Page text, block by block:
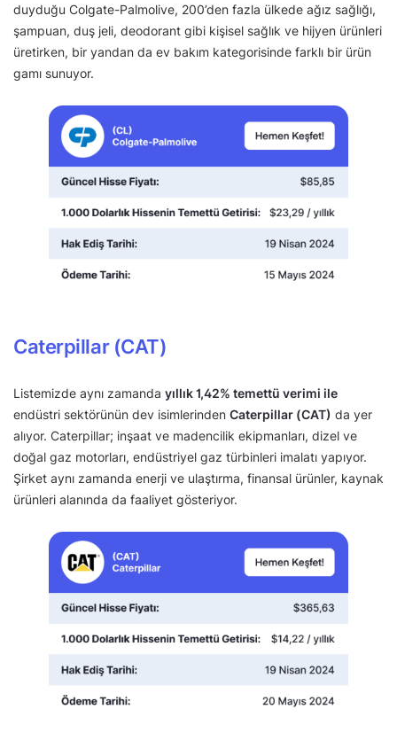
duyduğu Colgate-Palmolive, 200’den fazla ülkede ağız sağlığı,
şampuan, duş jeli, deodorant gibi kişisel sağlık ve hijyen ürünleri
üretirken, bir yandan da ev bakım kategorisinde farklı bir ürün
gamı sunuyor.
Caterpillar (CAT)
Listemizde aynı zamanda yıllık 1,42% temettü verimi ile
endüstri sektörünün dev isimlerinden Caterpillar (CAT) da yer
alıyor. Caterpillar; inşaat ve madencilik ekipmanları, dizel ve
doğal gaz motorları, endüstriyel gaz türbinleri imalatı yapıyor.
Şirket aynı zamanda enerji ve ulaştırma, finansal ürünler, kaynak
ürünleri alanında da faaliyet gösteriyor.